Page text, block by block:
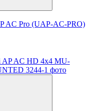
AC Pro (UAP-AC-PRO)